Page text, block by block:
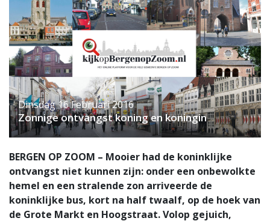
Dinsdag 16 Februari 2016
Zonnige ontvangst koning en koningin
BERGEN OP ZOOM – Mooier had de koninklijke
ontvangst niet kunnen zijn: onder een onbewolkte
hemel en een stralende zon arriveerde de
koninklijke bus, kort na half twaalf, op de hoek van
de Grote Markt en Hoogstraat. Volop gejuich,